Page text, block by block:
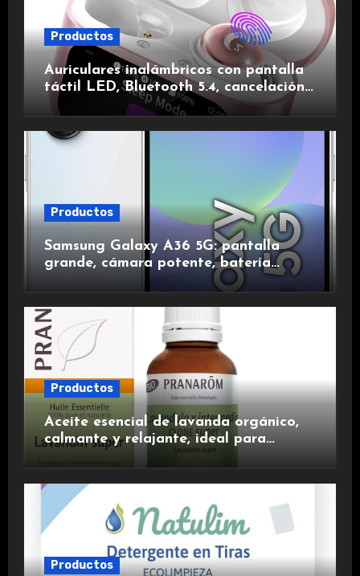
Productos
Auriculares inalámbricos con pantalla
táctil LED, Bluetooth 5.4, cancelación
de ruido, impermeables y de larga
duración.
Productos
Samsung Galaxy A36 5G: pantalla
grande, cámara potente, batería
duradera y carga rápida para una
Productos
Aceite esencial de lavanda orgánico,
calmante y relajante, ideal para
Productos